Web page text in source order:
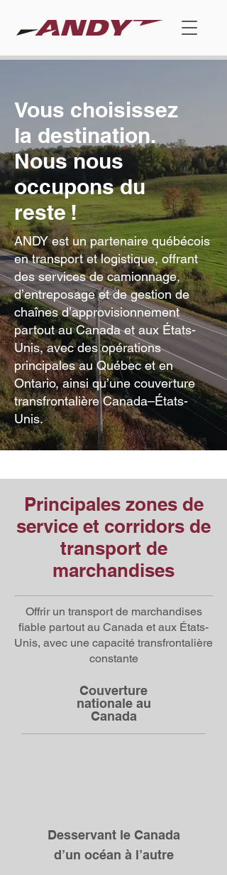
Vous choisissez
la destination.
Nous nous
occupons du
reste !
ANDY est un partenaire québécois
en transport et logistique, offrant
des services de camionnage,
d’entreposage et de gestion de
chaînes d’approvisionnement
partout au Canada et aux États-
Unis, avec des opérations
principales au Québec et en
Ontario, ainsi qu’une couverture
transfrontalière Canada–États-
Unis.
Principales zones de
service et corridors de
transport de
marchandises
Offrir un transport de marchandises
fiable partout au Canada et aux États-
Unis, avec une capacité transfrontalière
constante
Couverture
nationale au
Canada
Desservant le Canada
d’un océan à l’autre